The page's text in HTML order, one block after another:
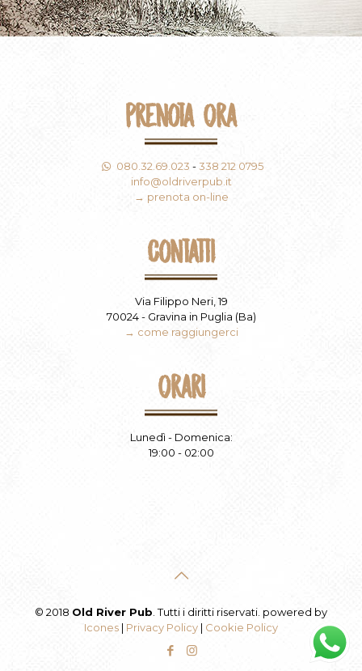
Prenota Ora
080.32.69.023 -338 212 0795
info@oldriverpub.it
→ prenota on-line
Contatti
Via Filippo Neri, 19
70024 - Gravina in Puglia (Ba)
→ come raggiungerci
Orari
Lunedì - Domenica:
19:00 - 02:00
© 2018 Old River Pub . Tutti i diritti riservati. powered by
Icones | Privacy Policy | Cookie Policy